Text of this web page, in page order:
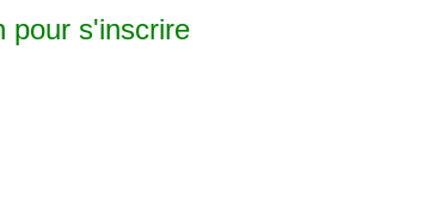
pour s'inscrire